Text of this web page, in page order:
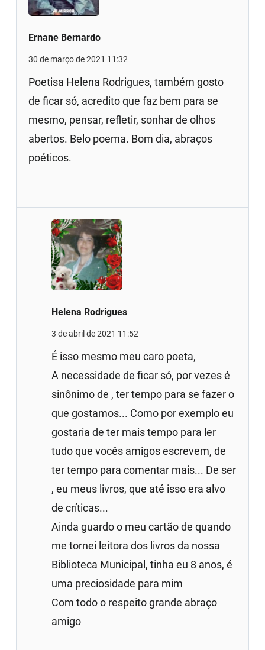
Ernane Bernardo
30 de março de 2021 11:32
Poetisa Helena Rodrigues, também gosto
de ficar só, acredito que faz bem para se
mesmo, pensar, refletir, sonhar de olhos
abertos. Belo poema. Bom dia, abraços
poéticos.
Helena Rodrigues
3 de abril de 2021 11:52
É isso mesmo meu caro poeta,
A necessidade de ficar só, por vezes é
sinônimo de , ter tempo para se fazer o
que gostamos... Como por exemplo eu
gostaria de ter mais tempo para ler
tudo que vocês amigos escrevem, de
ter tempo para comentar mais... De ser
, eu meus livros, que até isso era alvo
de críticas...
Ainda guardo o meu cartão de quando
me tornei leitora dos livros da nossa
Biblioteca Municipal, tinha eu 8 anos, é
uma preciosidade para mim
Com todo o respeito grande abraço
amigo